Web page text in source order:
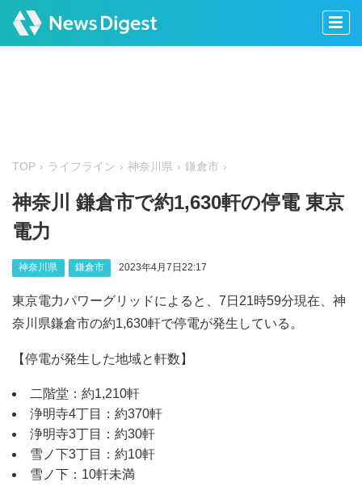
TOP ライフライン 神奈川県 鎌倉市
神奈川 鎌倉市で約1,630軒の停電 東京
電力
神奈川県 鎌倉市 2023年4月7日22:17
東京電力パワーグリッドによると、7日21時59分現在、神
奈川県鎌倉市の約1,630軒で停電が発生している。
【停電が発生した地域と軒数】
二階堂：約1,210軒
浄明寺4丁目：約370軒
浄明寺3丁目：約30軒
雪ノ下3丁目：約10軒
雪ノ下：10軒未満